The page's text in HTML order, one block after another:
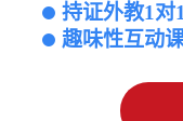
持证外教1对1
趣味性互动